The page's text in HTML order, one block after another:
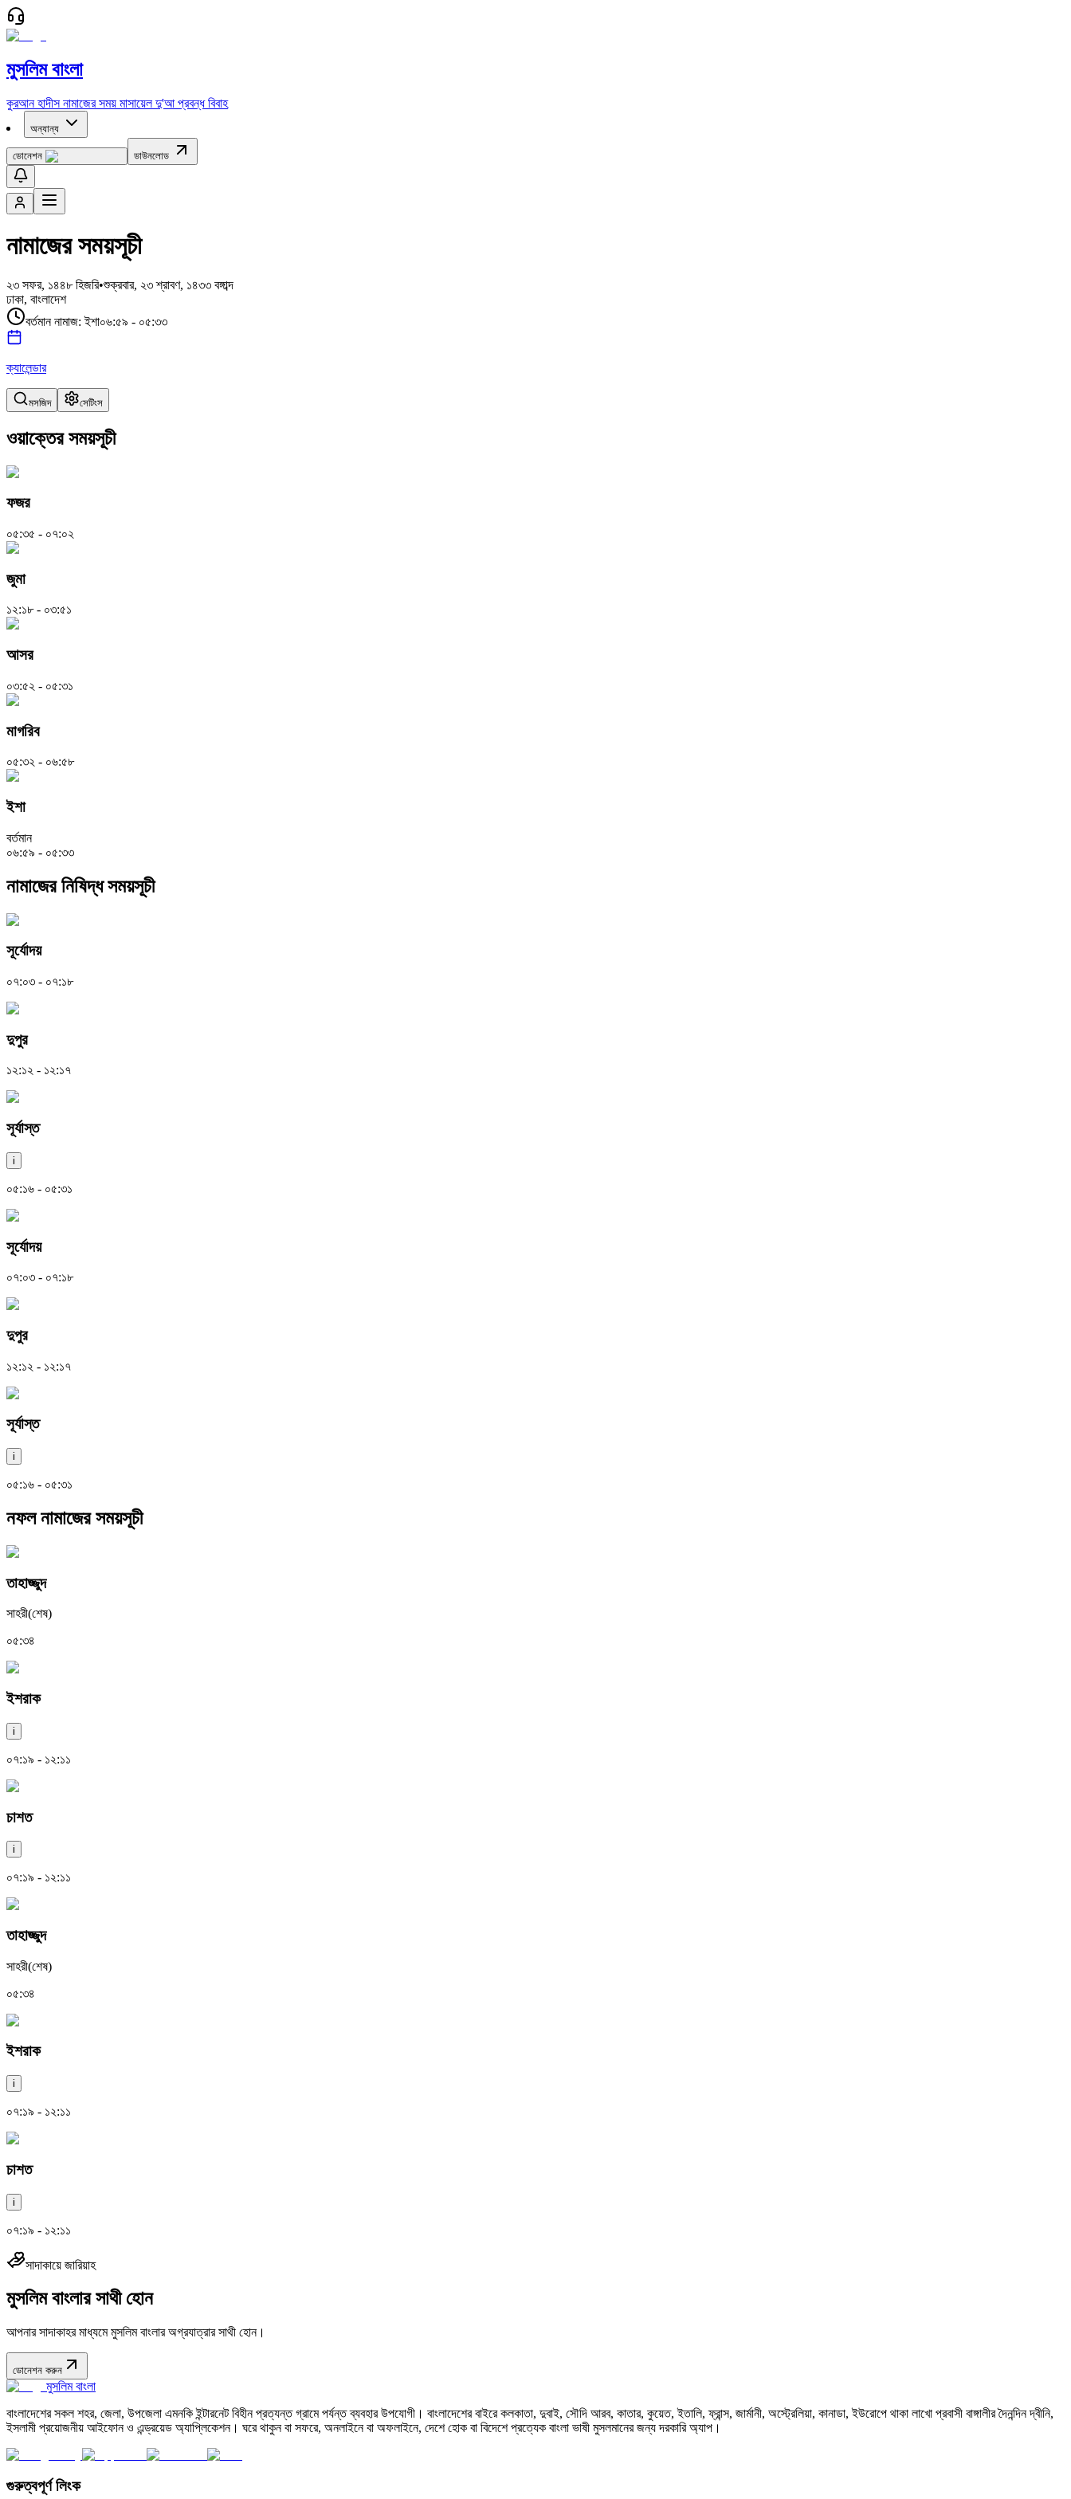
মুসলিম বাংলা
কুরআন হাদীস নামাজের সময় মাসায়েল দু'আ প্রবন্ধ বিবাহ
অন্যান্য
ডোনেশন ডাউনলোড
নামাজের সময়সূচী
২৩ সফর, ১৪৪৮হিজরি•শুক্রবার, ২৩ শ্রাবণ, ১৪৩৩ বঙ্গাব্দ
ঢাকা, বাংলাদেশ
বর্তমান নামাজ: ইশা০৬:৫৯ - ০৫:৩৩
ক্যালেন্ডার
মসজিদ সেটিংস
ওয়াক্তের সময়সূচী
ফজর
০৫:৩৫ - ০৭:০২
জুমা
১২:১৮ - ০৩:৫১
আসর
০৩:৫২ - ০৫:৩১
মাগরিব
০৫:৩২ - ০৬:৫৮
ইশা
বর্তমান
০৬:৫৯ - ০৫:৩৩
নামাজের নিষিদ্ধ সময়সূচী
সূর্যোদয়
০৭:০৩ - ০৭:১৮
দুপুর
১২:১২ - ১২:১৭
সূর্যাস্ত
i
০৫:১৬ - ০৫:৩১
সূর্যোদয়
০৭:০৩ - ০৭:১৮
দুপুর
১২:১২ - ১২:১৭
সূর্যাস্ত
i
০৫:১৬ - ০৫:৩১
নফল নামাজের সময়সূচী
তাহাজ্জুদ
সাহরী(শেষ)
০৫:৩৪
ইশরাক
i
০৭:১৯ - ১২:১১
চাশত
i
০৭:১৯ - ১২:১১
তাহাজ্জুদ
সাহরী(শেষ)
০৫:৩৪
ইশরাক
i
০৭:১৯ - ১২:১১
চাশত
i
০৭:১৯ - ১২:১১
সাদাকায়ে জারিয়াহ
মুসলিম বাংলার সাথী হোন
আপনার সাদাকাহর মাধ্যমে মুসলিম বাংলার অগ্রযাত্রার সাথী হোন।
ডোনেশন করুন
মুসলিম বাংলা
বাংলাদেশের সকল শহর, জেলা, উপজেলা এমনকি ইন্টারনেট বিহীন প্রত্যন্ত গ্রামে পর্যন্ত ব্যবহার উপযোগী। বাংলাদেশের বাইরে কলকাতা, দুবাই, সৌদি আরব, কাতার, কুয়েত, ইতালি, ফ্রান্স, জার্মানী, অস্ট্রেলিয়া, কানাডা, ইউরোপে থাকা লাখো প্রবাসী বাঙ্গালীর দৈনন্দিন দ্বীনি,
ইসলামী প্রয়োজনীয় আইফোন ও এন্ড্রয়েড অ্যাপ্লিকেশন। ঘরে থাকুন বা সফরে, অনলাইনে বা অফলাইনে, দেশে হোক বা বিদেশে প্রত্যেক বাংলা ভাষী মুসলমানের জন্য দরকারি অ্যাপ।
গুরুত্বপূর্ণ লিংক